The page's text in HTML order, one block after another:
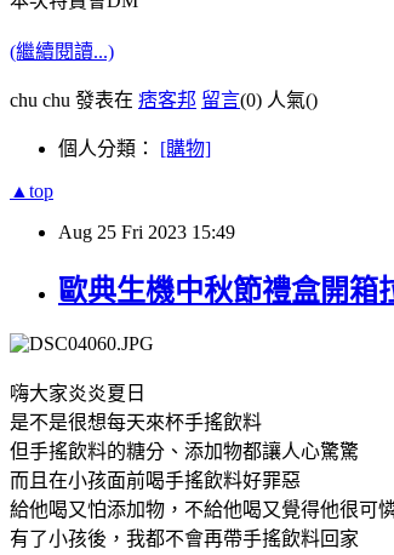
(繼續閱讀...)
chu chu 發表在 痞客邦 留言(0) 人氣()
個人分類： [購物]
▲top
Aug 25 Fri 2023 15:49
歐典生機中秋節禮盒開箱
嗨大家炎炎夏日
是不是很想每天來杯手搖飲料
但手搖飲料的糖分、添加物都讓人心驚驚
而且在小孩面前喝手搖飲料好罪惡
給他喝又怕添加物，不給他喝又覺得他很可
有了小孩後，我都不會再帶手搖飲料回家